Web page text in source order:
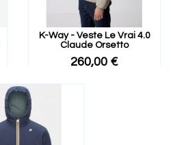
K-Way - Veste Le Vrai 4.0
Claude Orsetto
260,00 €